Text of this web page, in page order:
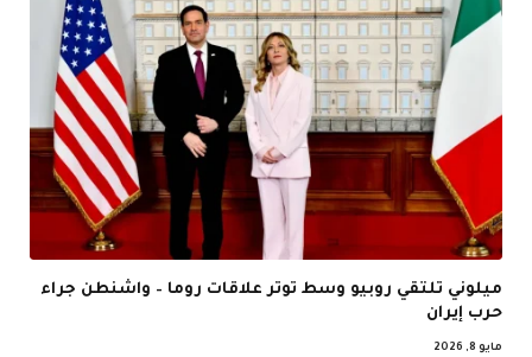
ميلوني تلتقي روبيو وسط توتر علاقات روما – واشنطن جراء
حرب إيران
مايو 8, 2026